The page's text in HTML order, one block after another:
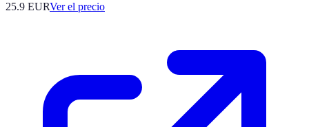
25.9 EURVer el precio